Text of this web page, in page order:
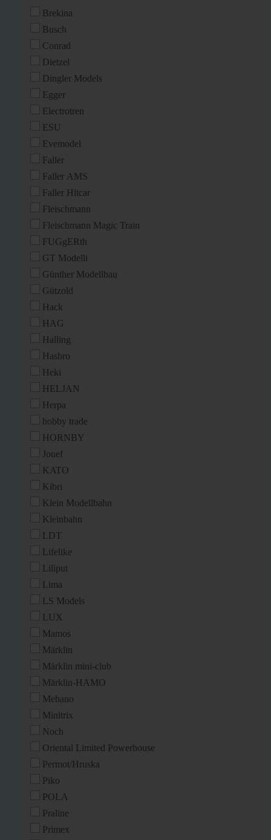
Brekina
Busch
Conrad
Dietzel
Dingler Models
Egger
Electrotren
ESU
Evemodel
Faller
Faller AMS
Faller Hitcar
Fleischmann
Fleischmann Magic Train
FUGgERth
GT Modelli
Günther Modellbau
Gützold
Hack
HAG
Halling
Hasbro
Heki
HELJAN
Herpa
hobby trade
HORNBY
Jouef
KATO
Kibri
Klein Modellbahn
Kleinbahn
LDT
Lifelike
Liliput
Lima
LS Models
LUX
Mamos
Märklin
Märklin mini-club
Märklin-HAMO
Mehano
Minitrix
Noch
Oriental Limited Powerhouse
Permot/Hruska
Piko
POLA
Praline
Primex